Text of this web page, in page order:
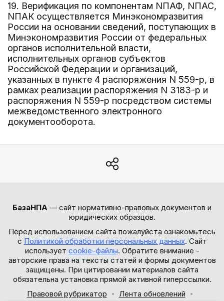
19. Верификация по компонентам NПАФ, NПАС,
NПАК осуществляется Минэкономразвития
России на основании сведений, поступающих в
Минэкономразвития России от федеральных
органов исполнительной власти,
исполнительных органов субъектов
Российской Федерации и организаций,
указанных в пункте 4 распоряжения N 559-р, в
рамках реализации распоряжения N 3183-р и
распоряжения N 559-р посредством системы
межведомственного электронного
документооборота.
БазаНПА — сайт нормативно-правовых документов и
юридических образцов.
Перед использованием сайта пожалуйста ознакомьтесь
с Политикой обработки персональных данных. Сайт
использует cookie-файлы. Обратите внимание -
авторские права на тексты статей и формы документов
защищены. При цитировании материалов сайта
обязательна установка прямой активной гиперссылки.
Правовой рубрикатор
Лента обновлений